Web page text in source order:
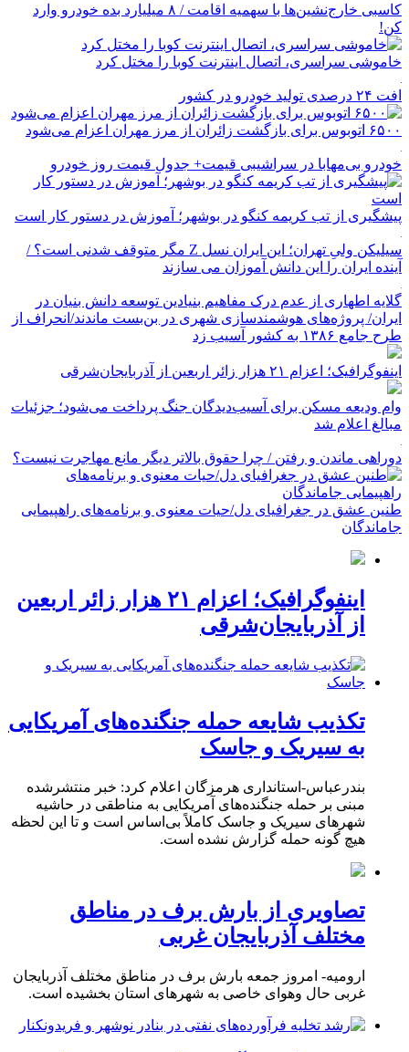
کاسبی خارج‌نشین‌ها با سهمیه اقامت / ۸ میلیارد بده خودرو وارد
کن!
خاموشی سراسری، اتصال اینترنت کوبا را مختل کرد
افت ۲۴ درصدی تولید خودرو در کشور
۶۵۰۰ اتوبوس برای بازگشت زائران از مرز مهران اعزام می‌شود
خودرو بی‌مهابا در سراشیبی قیمت+ جدول قیمت روز خودرو
پیشگیری از تب کریمه کنگو در بوشهر؛ آموزش در دستور کار است
سیلیکن ولیِ تهران؛ این ایران نسل Z مگر متوقف شدنی است؟ /
آینده ایران را این دانش آموزان می سازند
گلایه اطهاری از عدم درک مفاهیم بنیادین توسعه دانش بنیان در
ایران/ پروژه‌های هوشمندسازی شهری در بن‌بست ماندند/انحراف از
طرح جامع ۱۳۸۶ به کشور آسیب زد
اینفوگرافیک؛ اعزام ۲۱ هزار زائر اربعین از آذربایجان‌شرقی
وام ودیعه مسکن برای آسیب‌دیدگان جنگ پرداخت می‌شود؛ جزئیات
مبالغ اعلام شد
دوراهی ماندن و رفتن / چرا حقوق بالاتر دیگر مانع مهاجرت نیست؟
طنین عشق در جغرافیای دل/حیات معنوی و برنامه‌های راهپیمایی
جاماندگان
اینفوگرافیک؛ اعزام ۲۱ هزار زائر اربعین
از آذربایجان‌شرقی
تکذیب شایعه حمله جنگنده‌های آمریکایی
به سیریک و جاسک
بندرعباس-استانداری هرمزگان اعلام کرد: خبر منتشرشده
مبنی بر حمله جنگنده‌های آمریکایی به مناطقی در حاشیه
شهرهای سیریک و جاسک کاملاً بی‌اساس است و تا این لحظه
هیچ گونه حمله گزارش نشده است.
تصاویری از بارش برف در مناطق
مختلف آذربایجان غربی
ارومیه- امروز جمعه بارش برف در مناطق مختلف آذربایجان
غربی حال وهوای خاصی به شهرهای استان بخشیده است.